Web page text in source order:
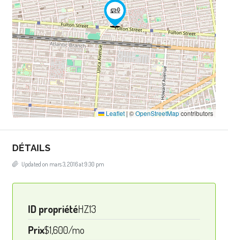
Leaflet |©OpenStreetMapcontributors
DÉTAILS
Updated on mars 3, 2016 at 9:30 pm
ID propriétéHZ13
Prix$1,600/mo